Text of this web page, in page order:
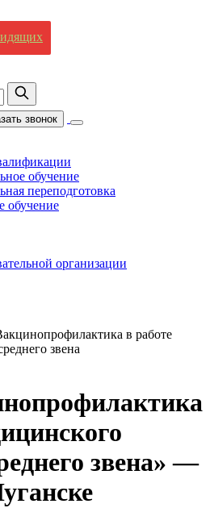
звонок
обучение
переподготовка
обучение
организации
в работе
звена
звена» —